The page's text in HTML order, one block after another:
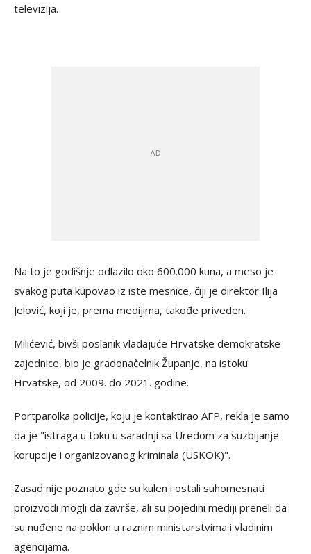
televizija.
Na to je godišnje odlazilo oko 600.000 kuna, a meso je
svakog puta kupovao iz iste mesnice, čiji je direktor Ilija
Jelović, koji je, prema medijima, takođe priveden.
Milićević, bivši poslanik vladajuće Hrvatske demokratske
zajednice, bio je gradonačelnik Županje, na istoku
Hrvatske, od 2009. do 2021. godine.
Portparolka policije, koju je kontaktirao AFP, rekla je samo
da je "istraga u toku u saradnji sa Uredom za suzbijanje
korupcije i organizovanog kriminala (USKOK)".
Zasad nije poznato gde su kulen i ostali suhomesnati
proizvodi mogli da završe, ali su pojedini mediji preneli da
su nuđene na poklon u raznim ministarstvima i vladinim
agencijama.